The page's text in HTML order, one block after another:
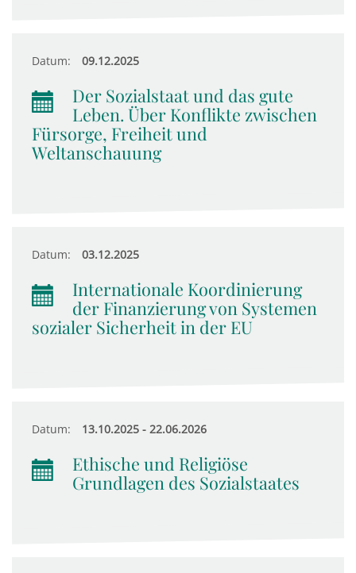
Datum: 09.12.2025
Der Sozialstaat und das gute
Leben. Über Konflikte zwischen
Fürsorge, Freiheit und
Weltanschauung
Datum: 03.12.2025
Internationale Koordinierung
der Finanzierung von Systemen
sozialer Sicherheit in der EU
Datum: 13.10.2025 - 22.06.2026
Ethische und Religiöse
Grundlagen des Sozialstaates